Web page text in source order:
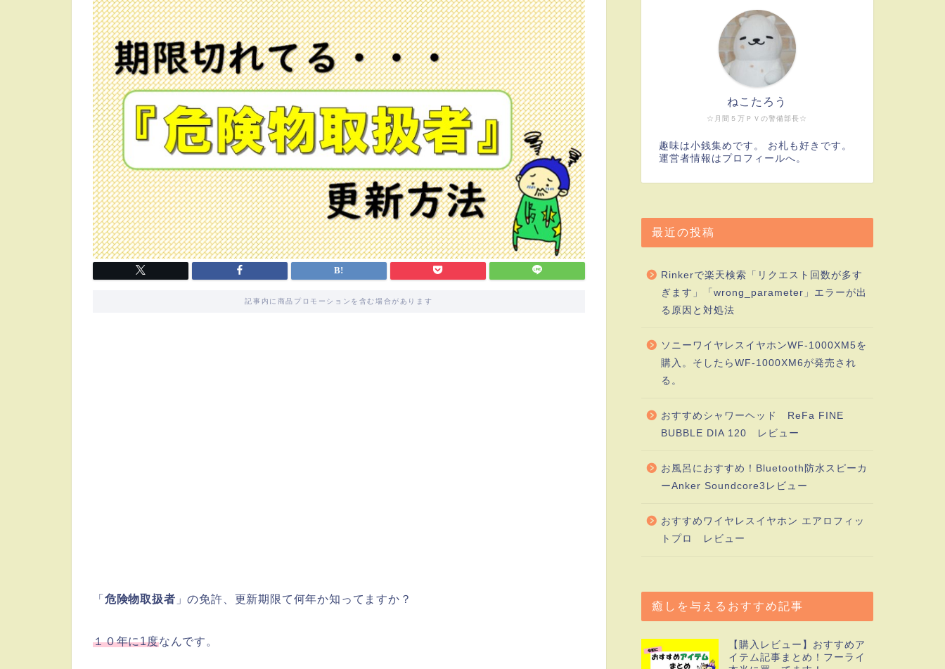
記事内に商品プロモーションを含む場合があります
「 危険物取扱者 」の免許、更新期限て何年か知ってますか？
１０年に1度なんです。
☆月間５万ＰＶの警備部長☆
ねこたろう
趣味は小銭集めです。 お札も好きです。
運営者情報はプロフィールへ。
最近の投稿
Rinkerで楽天検索「リクエスト回数が多す
ぎます」「wrong_parameter」エラーが出
る原因と対処法
ソニーワイヤレスイヤホンWF-1000XM5を
購入。そしたらWF-1000XM6が発売され
る。
おすすめシャワーヘッド ReFa FINE
BUBBLE DIA 120 レビュー
お風呂におすすめ！Bluetooth防水スピーカ
ーAnker Soundcore3レビュー
おすすめワイヤレスイヤホン エアロフィッ
トプロ レビュー
癒しを与えるおすすめ記事
【購入レビュー】おすすめア
イテム記事まとめ！フーライ